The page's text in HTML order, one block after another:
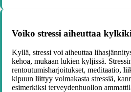
Voiko stressi aiheuttaa
Kyllä, stressi voi aiheuttaa
kehoa, mukaan lukien kyljissä.
rentoutumisharjoitukset, meditaatio,
kipuun liittyy voimakasta stressiä,
esimerkiksi terveydenhuollon